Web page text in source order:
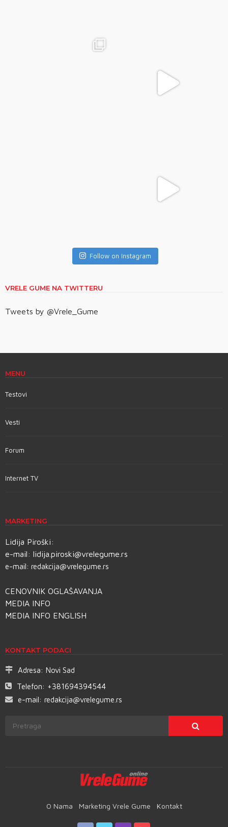
Follow on Instagram
VRELE GUME NA TWITTERU
Tweets by @Vrele_Gume
MENU
Testovi
Vesti
Forum
Internet TV
MARKETING
Lidija Piroški:
e-mail: lidija.piroski@vrelegume.rs
e-mail: redakcija@vrelegume.rs
CENOVNIK OGLAŠAVANJA
MEDIA INFO
MEDIA INFO ENGLISH
KONTAKT PODACI
Adresa: Novi Sad
Telefon: +381694394544
e-mail: redakcija@vrelegume.rs
O Nama Marketing Vrele Gume Kontakt